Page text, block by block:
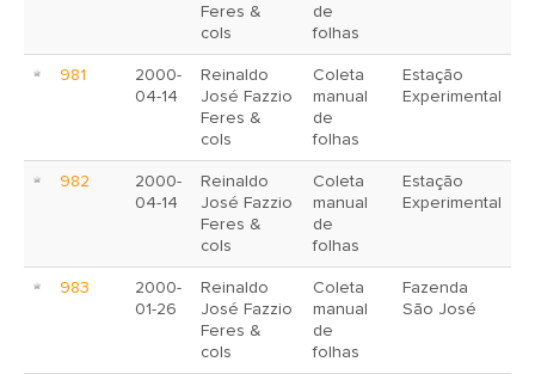
Feres &
cols
de
folhas
981
2000-
04-14
Reinaldo
José Fazzio
Feres &
cols
Coleta
manual
de
folhas
Estação
Experimental
982
2000-
04-14
Reinaldo
José Fazzio
Feres &
cols
Coleta
manual
de
folhas
Estação
Experimental
983
2000-
01-26
Reinaldo
José Fazzio
Feres &
cols
Coleta
manual
de
folhas
Fazenda
São José